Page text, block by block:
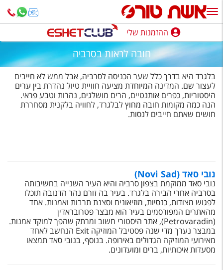
ההזמנות שלי
נופש בארץ
חופשה לפי סגנון
מלונות באילת
הרגע האחרון
חבילות בריאות וספא
טיסות לחו"ל
מלונות בחו"ל
ההזמנות שלי
חובה לראות בסרביה
בלגרד היא בדרך כלל שער הכניסה לסרביה, אבל ממש לא חייבים
לעצור שם. המדינה המיוחדת מציעה חוויית טיול נהדרת בין ערים
היסטוריות, כפרים אותנטיים, הרים מושלגים, נהרות וטבע פראי.
הנה כמה מקומות חובה מחוץ לבלגרד, לחוויה בלקנית מסחררת
חושים שאתם חייבים לנסות.
נובי סאד (Novi Sad)
נובי סאד ממוקמת בצפון סרביה והיא העיר השנייה בחשיבותה
בסרביה אחרי הבירה בלגרד. בעיר בה זורם נהר הדנובה תוכלו
לפגוש מצודות, כנסיות, מוזיאונים וסצנת תרבות ואמנות. אחד
מהאתרים המפורסמים בעיר הוא מבצר פטרובראדין
(
Petrovaradin), אתר היסטורי חשוב ומרתק שהפך למוקד אמנות.
במבצר נערך מדי שנה פסטיבל המוזיקה Exit הנחשב לאחד
מאירועי המוזיקה הגדולים באירופה. בנוסף, בנובי סאד תמצאו
מסעדות איכותיות, ברים ומועדונים.